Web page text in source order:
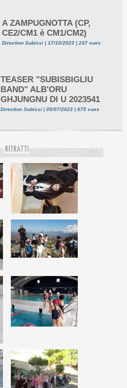
A ZAMPUGNOTTA (CP,
CE2/CM1 è CM1/CM2)
Direction Subissi | 17/10/2023 | 247 vues
TEASER "SUBISBIGLIU
BAND" ALB'ORU
GHJUNGNU DI U 2023541
Direction Subissi | 05/07/2023 | 675 vues
RITRATTI